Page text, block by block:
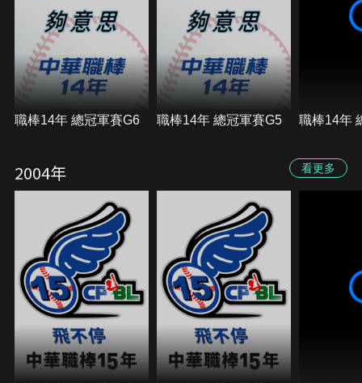
職棒14年 總冠軍賽G6 職棒14年 總冠軍賽G5 職棒14年
2004年 看更多